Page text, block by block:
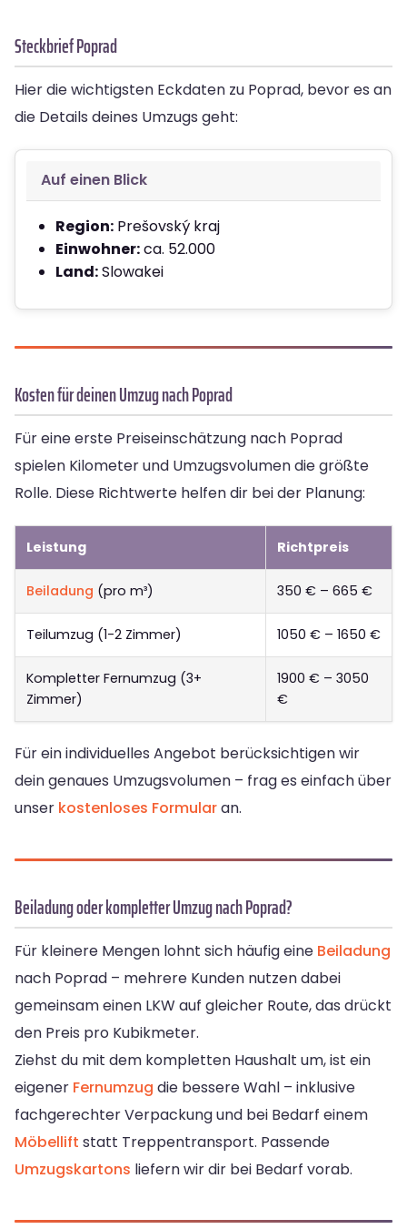
Steckbrief Poprad
Hier die wichtigsten Eckdaten zu Poprad, bevor es an
die Details deines Umzugs geht:
Auf einen Blick
Region: Prešovský kraj
Einwohner:ca. 52.000
Land:Slowakei
Kosten für deinen Umzug nach Poprad
Für eine erste Preiseinschätzung nach Poprad
spielen Kilometer und Umzugsvolumen die größte
Rolle. Diese Richtwerte helfen dir bei der Planung:
Leistung Richtpreis
Beiladung (pro m³) 350 € – 665 €
Teilumzug (1-2 Zimmer) 1050 € – 1650 €
Kompletter Fernumzug (3+
Zimmer)
1900 € – 3050
€
Für ein individuelles Angebot berücksichtigen wir
dein genaues Umzugsvolumen – frag es einfach über
unser kostenloses Formularan.
Beiladung oder kompletter Umzug nach Poprad?
Für kleinere Mengen lohnt sich häufig eine Beiladung
nach Poprad – mehrere Kunden nutzen dabei
gemeinsam einen LKW auf gleicher Route, das drückt
den Preis pro Kubikmeter.
Ziehst du mit dem kompletten Haushalt um, ist ein
eigener Fernumzug die bessere Wahl – inklusive
fachgerechter Verpackung und bei Bedarf einem
Möbellift statt Treppentransport. Passende
Umzugskartons liefern wir dir bei Bedarf vorab.